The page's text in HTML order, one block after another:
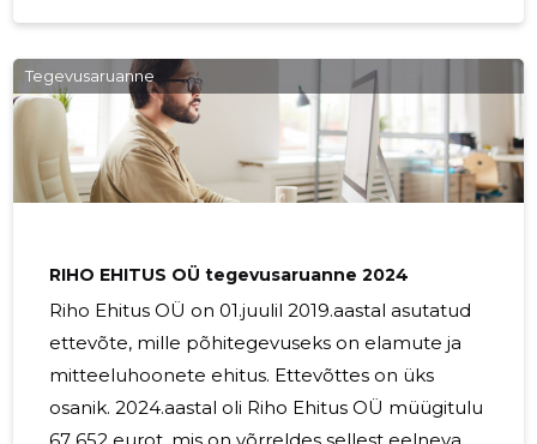
tüüp sõltub suuresti ehitise tüübist, pinnase
omadustest ja ehituspiirkonna nõuetest. Kõige
levinumad vundamenditüübid on
lintvundament, plaatvundament,
postvundament ja taldvundament.
hoone perimeetri ümber ja jaotab koormuse
Tegevusaruanne
RIHO EHITUS OÜ tegevusaruanne 2024
Riho Ehitus OÜ on 01.juulil 2019.aastal asutatud
ettevõte, mille põhitegevuseks on elamute ja
mitteeluhoonete ehitus. Ettevõttes on üks
osanik. 2024.aastal oli Riho Ehitus OÜ müügitulu